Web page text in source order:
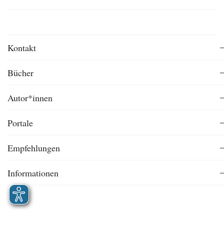
Kontakt
Bücher
Autor*innen
Portale
Empfehlungen
Informationen